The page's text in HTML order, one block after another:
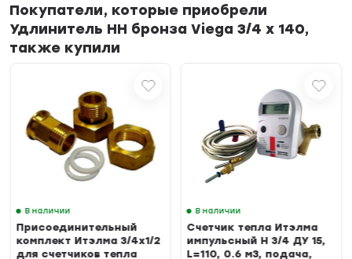
Покупатели, которые приобрели
Удлинитель НН бронза Viega 3/4 x 140,
также купили
В наличии
Присоединительный
комплект Итэлма 3/4х1/2
для счетчиков тепла
В наличии
Счетчик тепла Итэлма
импульсный Н 3/4 ДУ 15,
L=110, 0.6 м3, подача,